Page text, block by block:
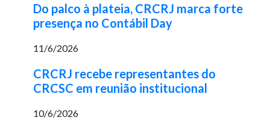
Do palco à plateia, CRCRJ marca forte
presença no Contábil Day
11/6/2026
CRCRJ recebe representantes do
CRCSC em reunião institucional
10/6/2026